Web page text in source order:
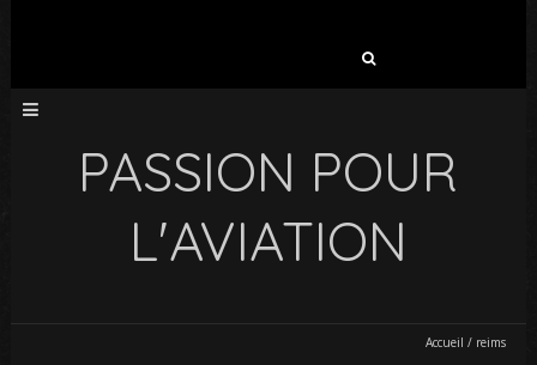
PASSION POUR
L'AVIATION
Accueil / reims